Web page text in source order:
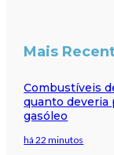
Mais
Combustíveis
quanto deveria
gasóleo
há 22 minutos